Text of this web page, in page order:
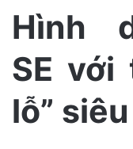
n
m
Hình
SE với
lỗ”